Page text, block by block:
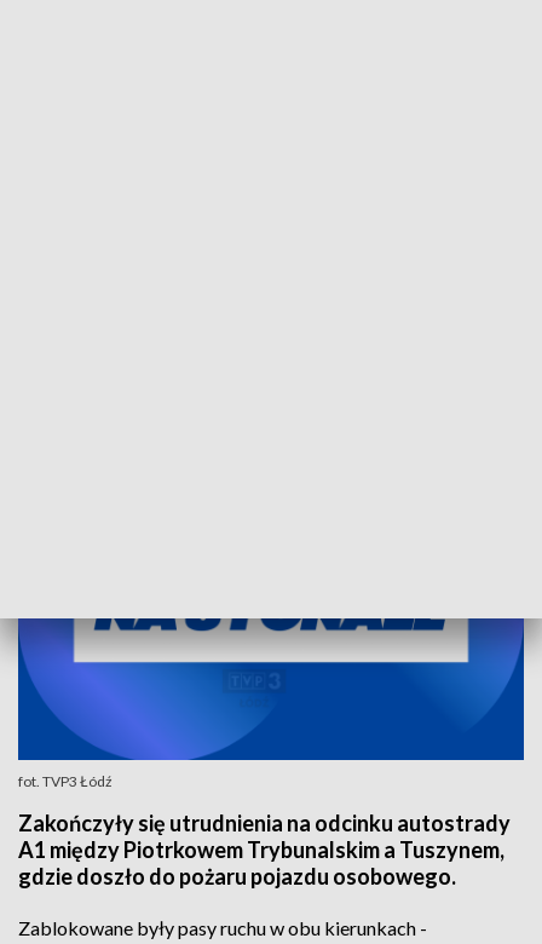
fot. TVP3 Łódź
Zakończyły się utrudnienia na odcinku autostrady
A1 między Piotrkowem Trybunalskim a Tuszynem,
gdzie doszło do pożaru pojazdu osobowego.
Zablokowane były pasy ruchu w obu kierunkach -